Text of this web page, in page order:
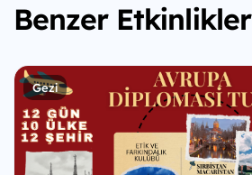
Benzer Etkinlikler
Gezi